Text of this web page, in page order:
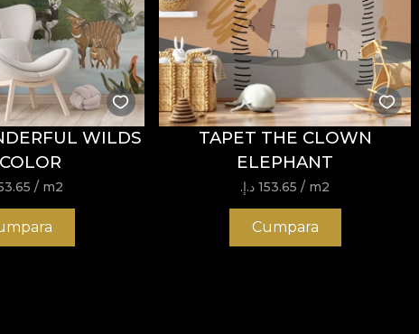
WILDS
153.65 / m2
TAPET THE CLOWN
ELEPHANT
153.65 د.إ.‏ / m2
Cumpara